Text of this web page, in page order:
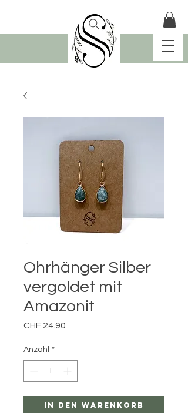
Ohrhänger Silber
vergoldet mit
Amazonit
CHF 24.90
Anzahl *
In den Warenkorb